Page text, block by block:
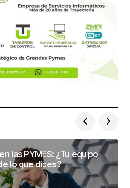
las PYMES: ¿Tu equipo
lo que dices?